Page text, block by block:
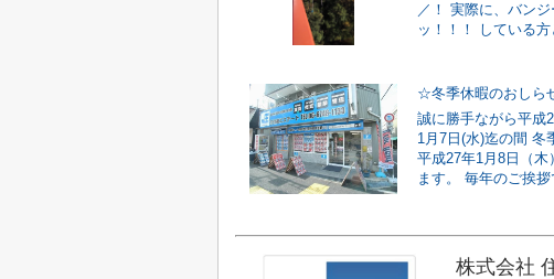
／！ 実際に、バン
ッ！！！ している
☆冬季休暇のおしら
誠に勝手ながら平成
1月7日(水)迄の間 冬
平成27年1月8日（木
ます。 毎年のご挨
株式会社